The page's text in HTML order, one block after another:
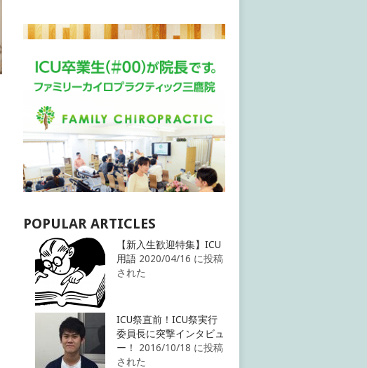
POPULAR ARTICLES
【新入生歓迎特集】ICU
用語 2020/04/16 に投稿
された
ICU祭直前！ICU祭実行
委員長に突撃インタビュ
ー！
2016/10/18 に投稿
された